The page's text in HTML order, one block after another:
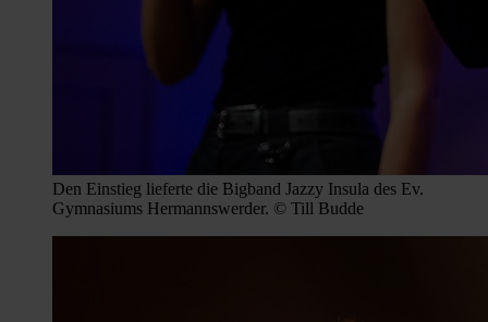
Den Einstieg lieferte die Bigband Jazzy Insula des Ev.
Gymnasiums Hermannswerder. © Till Budde